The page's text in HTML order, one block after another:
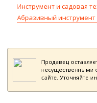
Инструмент и садовая
Абразивный
Продавец
несущественными
сайте. Уточняйте